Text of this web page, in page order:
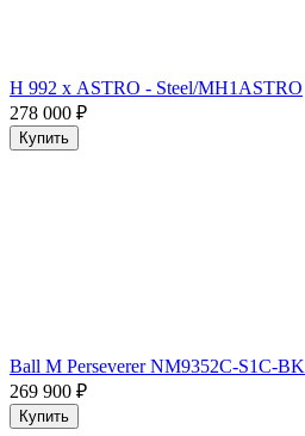
H 992 х ASTRO - Steel/MH1ASTRO
278 000 ₽
Купить
Ball M Perseverer NM9352C-S1C-BK
269 900 ₽
Купить